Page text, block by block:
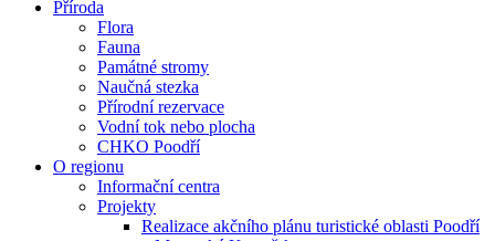
Příroda
Flora
Fauna
Památné stromy
Naučná stezka
Přírodní rezervace
Vodní tok nebo plocha
CHKO Poodří
O regionu
Informační centra
Projekty
Realizace akčního plánu turistické oblasti Poodří